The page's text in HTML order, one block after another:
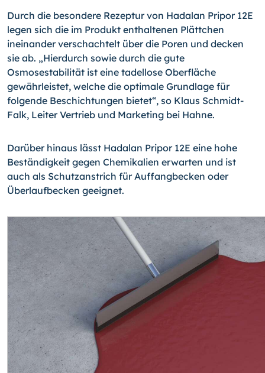
Durch die besondere Rezeptur von Hadalan Pripor 12E
legen sich die im Produkt enthaltenen Plättchen
ineinander verschachtelt über die Poren und decken
sie ab. „Hierdurch sowie durch die gute
Osmosestabilität ist eine tadellose Oberfläche
gewährleistet, welche die optimale Grundlage für
folgende Beschichtungen bietet“, so Klaus Schmidt-
Falk, Leiter Vertrieb und Marketing bei Hahne.
Darüber hinaus lässt Hadalan Pripor 12E eine hohe
Beständigkeit gegen Chemikalien erwarten und ist
auch als Schutzanstrich für Auffangbecken oder
Überlaufbecken geeignet.